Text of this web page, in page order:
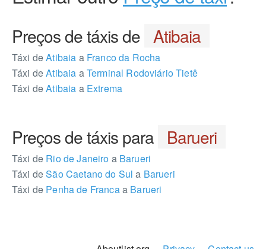
Preços de táxis de Atibaia
Táxi deAtibaia aFranco da Rocha
Táxi deAtibaia aTerminal Rodoviário Tietê
Táxi deAtibaia aExtrema
Preços de táxis para Barueri
Táxi de Rio de Janeiro aBarueri
Táxi deSão Caetano do Sula Barueri
Táxi de Penha de Francaa Barueri